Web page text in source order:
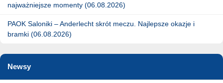
najważniejsze momenty (06.08.2026)
PAOK Saloniki – Anderlecht skrót meczu. Najlepsze okazje i
bramki (06.08.2026)
Newsy